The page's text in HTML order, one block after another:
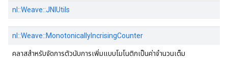
nl::Weave::JNIUtils
nl::Weave::MonotonicallyIncrisingCounter
คลาสสําหรับจัดการตัวนับการเพิ่มแบบโมโนติกเป็นค่าจํานวนเต็ม